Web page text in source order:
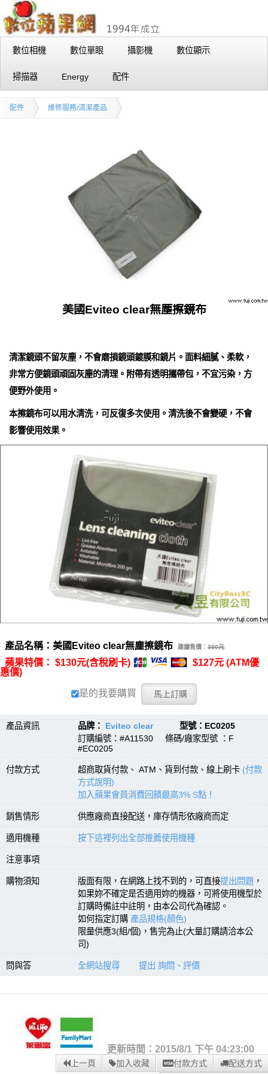
數位相機 數位單眼 攝影機 數位顯示
掃描器 Energy 配件
配件 維修服務/清潔產品
美國Eviteo clear無塵擦鏡布
清潔鏡頭不留灰塵，不會磨損鏡頭鍍膜和鏡片。面料細膩、柔軟，
非常方便鏡頭頑固灰塵的清理。附帶有透明攜帶包，不宜污染，方
便野外使用。
本擦鏡布可以用水清洗，可反復多次使用。清洗後不會變硬，不會
影響使用效果。
產品名稱：美國Eviteo clear無塵擦鏡布 建議售價： 350元
蘋果特價： $130元(含稅刷卡)
$127元 (ATM優
惠價)
是的我要購買
產品資訊 品牌： Eviteo clear型號：EC0205
訂購編號：#A11530 條碼/廠家型號 ：F
#EC0205
付款方式 超商取貨付款、 ATM、貨到付款、線上刷卡 (付款
方式說明)
加入蘋果會員消費回饋最高3% S點！
銷售情形 供應廠商直接配送，庫存情形依廠商而定
適用機種 按下這裡列出全部推薦使用機種
注意事項
購物須知 版面有限，在網路上找不到的，可直接提出問題 ，
如果妳不確定是否適用妳的機器，可將使用機型於
訂購時備註中註明，由本公司代為確認。
如何指定訂購 產品規格(顏色)
限量供應3(組/個)，售完為止(大量訂購請洽本公
司)
問與答 全網站搜尋 提出 詢問、評價
更新時間：2015/8/1 下午 04:23:00
上一頁 加入收藏 付款方式 配送方式